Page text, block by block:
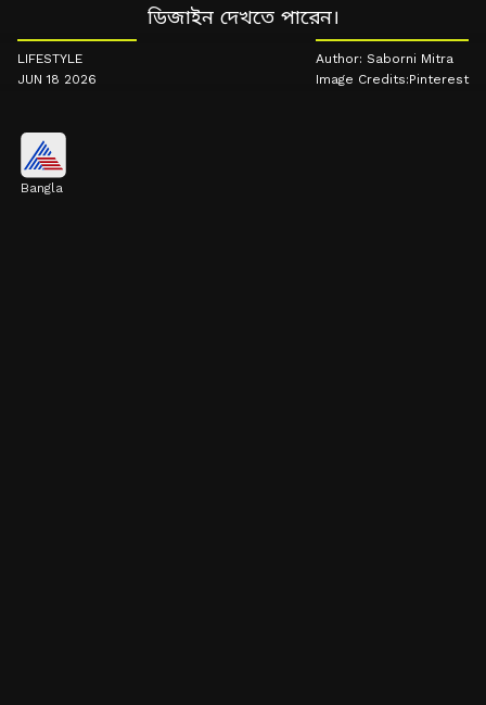
ডিজাইন দেখতে পারেন।
LIFESTYLE
JUN 18 2026
Author: Saborni Mitra
Image Credits:Pinterest
Bangla